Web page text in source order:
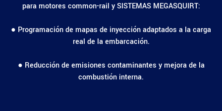
para motores common-rail y SISTEMAS MEGASQUIRT:
● Programación de mapas de inyección adaptados a la carga
real de la embarcación.
● Reducción de emisiones contaminantes y mejora de la
combustión interna.